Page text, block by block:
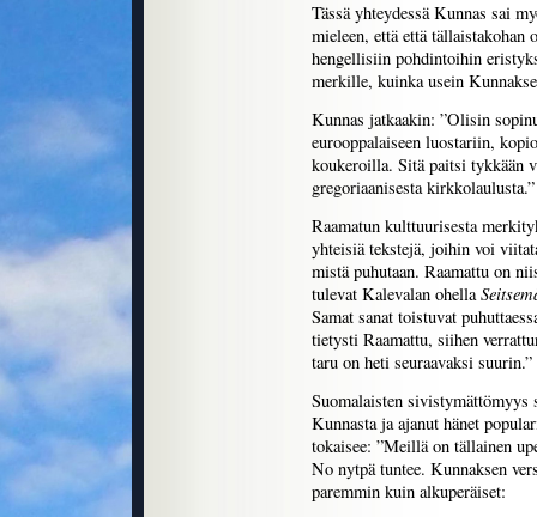
Tässä yhteydessä Kunnas sai
mieleen, että että tällaistakohan
hengellisiin pohdintoihin
merkille, kuinka usein
Kunnas jatkaakin: ”Olisin
eurooppalaiseen luostariin,
koukeroilla. Sitä paitsi tykkään
gregoriaanisesta
Raamatun kulttuurisesta
yhteisiä tekstejä, joihin voi
mistä puhutaan. Raamattu on
tulevat Kalevalan ohella
Samat sanat toistuvat
tietysti Raamattu, siihen
taru on heti seuraavaksi
Suomalaisten sivistymättömyys
Kunnasta ja ajanut hänet
tokaisee: ”Meillä on tällainen
No nytpä tuntee. Kunnaksen
paremmin kuin alkuperäiset: